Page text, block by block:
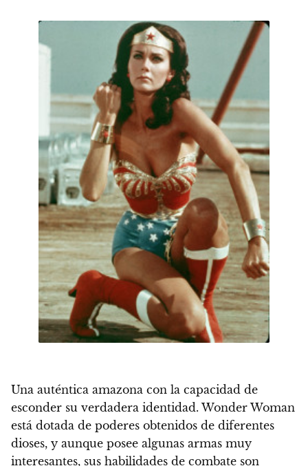
Una auténtica amazona con la capacidad de
esconder su verdadera identidad.Wonder Woman
está dotada de poderes obtenidos de diferentes
dioses, y aunque posee algunas armas muy
interesantes, sus habilidades de combate son